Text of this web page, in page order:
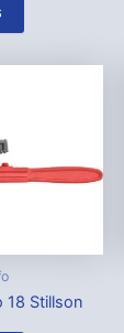
18 Stillson